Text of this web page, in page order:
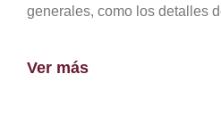
generales, como los detalles
Ver más